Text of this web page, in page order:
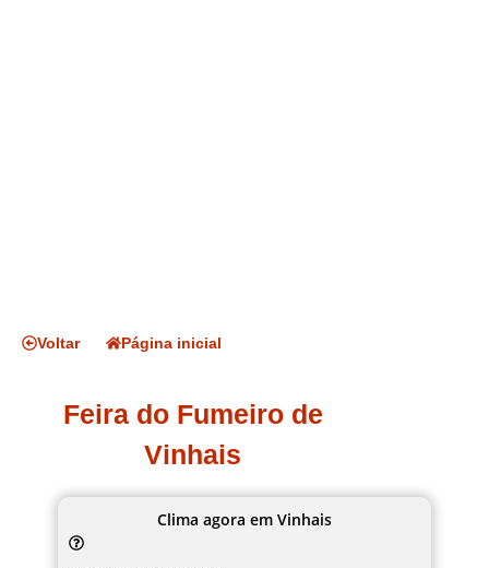
Voltar Página inicial
Feira do Fumeiro de
Vinhais
Clima agora em Vinhais